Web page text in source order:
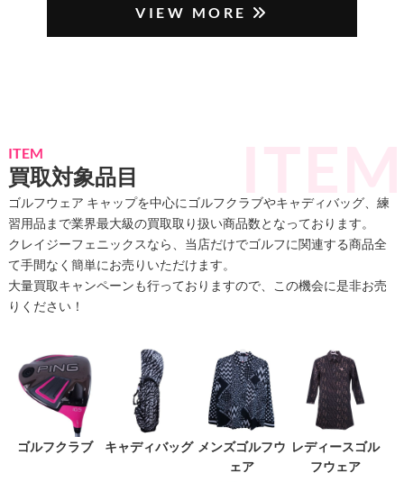
VIEW MORE
ITEM
買取対象品目
ゴルフウェア キャップを中心にゴルフクラブやキャディバッグ、練
習用品まで業界最大級の買取取り扱い商品数となっております。
クレイジーフェニックスなら、当店だけでゴルフに関連する商品全
て手間なく簡単にお売りいただけます。
大量買取キャンペーンも行っておりますので、この機会に是非お売
りください！
ゴルフクラブ キャディバッグ メンズゴルフウ
ェア
レディースゴル
フウェア